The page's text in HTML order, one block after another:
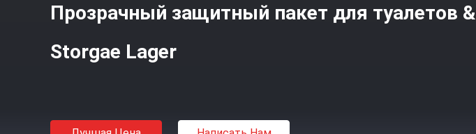
Прозрачный защитный пакет для туалетов &
Storgae Lager